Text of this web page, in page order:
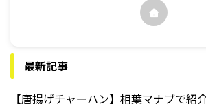
最新記事
【唐揚げチャーハン】相葉マナブで紹